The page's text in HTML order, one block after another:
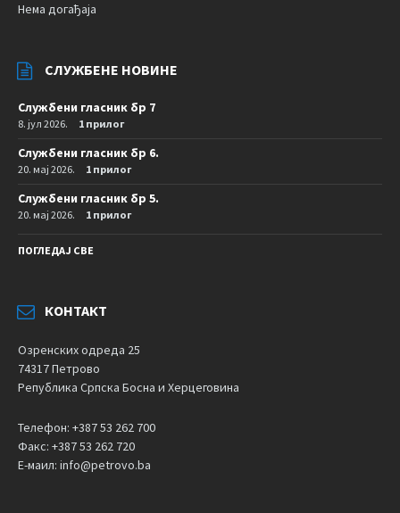
Нема догађаја
СЛУЖБЕНЕ НОВИНЕ
Службени гласник бр 7
8. јул 2026. 1 прилог
Службени гласник бр 6.
20. мај 2026. 1 прилог
Службени гласник бр 5.
20. мај 2026. 1 прилог
ПОГЛЕДАЈ СВЕ
КОНТАКТ
Озренских одреда 25
74317 Петрово
Република Српска Босна и Херцеговина
Телефон: +387 53 262 700
Факс: +387 53 262 720
Е-маил: info@petrovo.ba